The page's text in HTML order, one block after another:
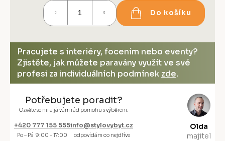
Do košíku
Pracujete s interiéry, focením nebo eventy?
Zjistěte, jak můžete paravány využít ve své
profesi za individuálních podmínek zde.
Potřebujete poradit?
Ozvěte se mi a já vám rád pomohu s výběrem.
+420 777 155 555
Po – Pá 9:00 – 17:00
info@stylovybyt.cz
odpovídám co nejdříve
Olda
majitel